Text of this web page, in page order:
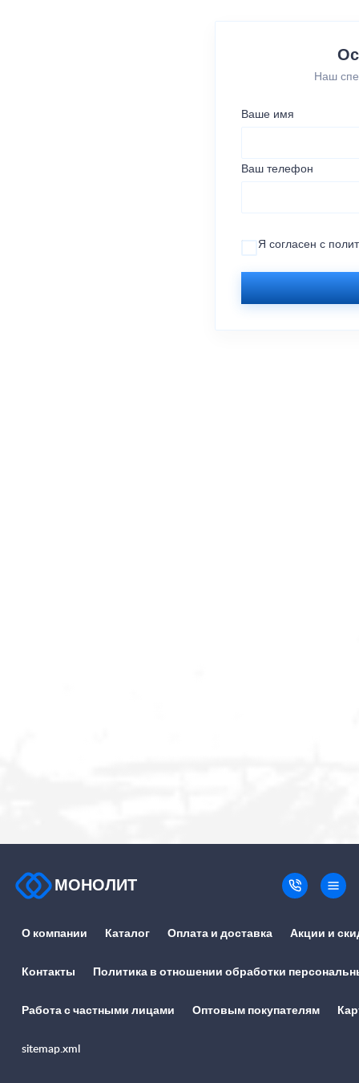
Наш
Ваше имя
Ваш телефон
Я согласен с
МОНОЛИТ
О компании Каталог Оплата и доставка Акции и
Контакты Политика в отношении обработки
Работа с частными лицами Оптовым покупателям
sitemap.xml